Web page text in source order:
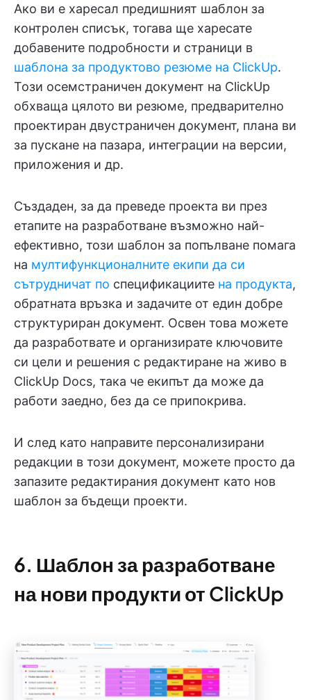
Ако ви е харесал предишният шаблон за
контролен списък, тогава ще харесате
добавените подробности и страници в
шаблона за продуктово резюме на ClickUp.
Този осемстраничен документ на ClickUp
обхваща цялото ви резюме, предварително
проектиран двустраничен документ, плана ви
за пускане на пазара, интеграции на версии,
приложения и др.
Създаден, за да преведе проекта ви през
етапите на разработване възможно най-
ефективно, този шаблон за попълване помага
на мултифункционалните екипи да си
сътрудничат по спецификациите на продукта,
обратната връзка и задачите от един добре
структуриран документ. Освен това можете
да разработвате и организирате ключовите
си цели и решения с редактиране на живо в
ClickUp Docs, така че екипът да може да
работи заедно, без да се припокрива.
И след като направите персонализирани
редакции в този документ, можете просто да
запазите редактирания документ като нов
шаблон за бъдещи проекти.
6. Шаблон за разработване
на нови продукти от ClickUp